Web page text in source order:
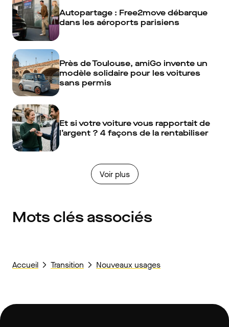
Autopartage : Free2move débarque
dans les aéroports parisiens
Près de Toulouse, amiGo invente un
modèle solidaire pour les voitures
sans permis
Et si votre voiture vous rapportait de
l’argent ? 4 façons de la rentabiliser
Voir plus
Mots clés associés
Accueil Transition Nouveaux usages